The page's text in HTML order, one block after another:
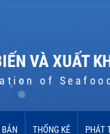
VÀ XUẤT
of
BẢN THỐNG KÊ PHÁT